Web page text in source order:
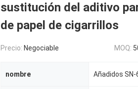
sustitución del aditivo
de papel de cigarrillos
Precio: Negociable MOQ:
nombre